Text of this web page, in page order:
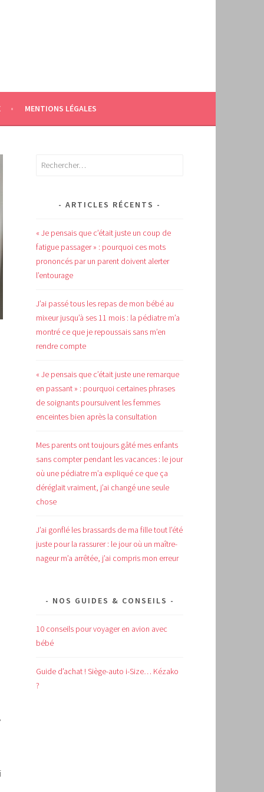
MENTIONS LÉGALES
Rechercher :
ARTICLES RÉCENTS
« Je pensais que c’était juste un coup de
fatigue passager » : pourquoi ces mots
prononcés par un parent doivent alerter
l’entourage
J’ai passé tous les repas de mon bébé au
mixeur jusqu’à ses 11 mois : la pédiatre m’a
montré ce que je repoussais sans m’en
rendre compte
« Je pensais que c’était juste une remarque
en passant » : pourquoi certaines phrases
de soignants poursuivent les femmes
enceintes bien après la consultation
Mes parents ont toujours gâté mes enfants
sans compter pendant les vacances : le jour
où une pédiatre m’a expliqué ce que ça
déréglait vraiment, j’ai changé une seule
chose
J’ai gonflé les brassards de ma fille tout l’été
juste pour la rassurer : le jour où un maître-
nageur m’a arrêtée, j’ai compris mon erreur
NOS GUIDES & CONSEILS
10 conseils pour voyager en avion avec
bébé
Guide d’achat ! Siège-auto i-Size… Kézako
?